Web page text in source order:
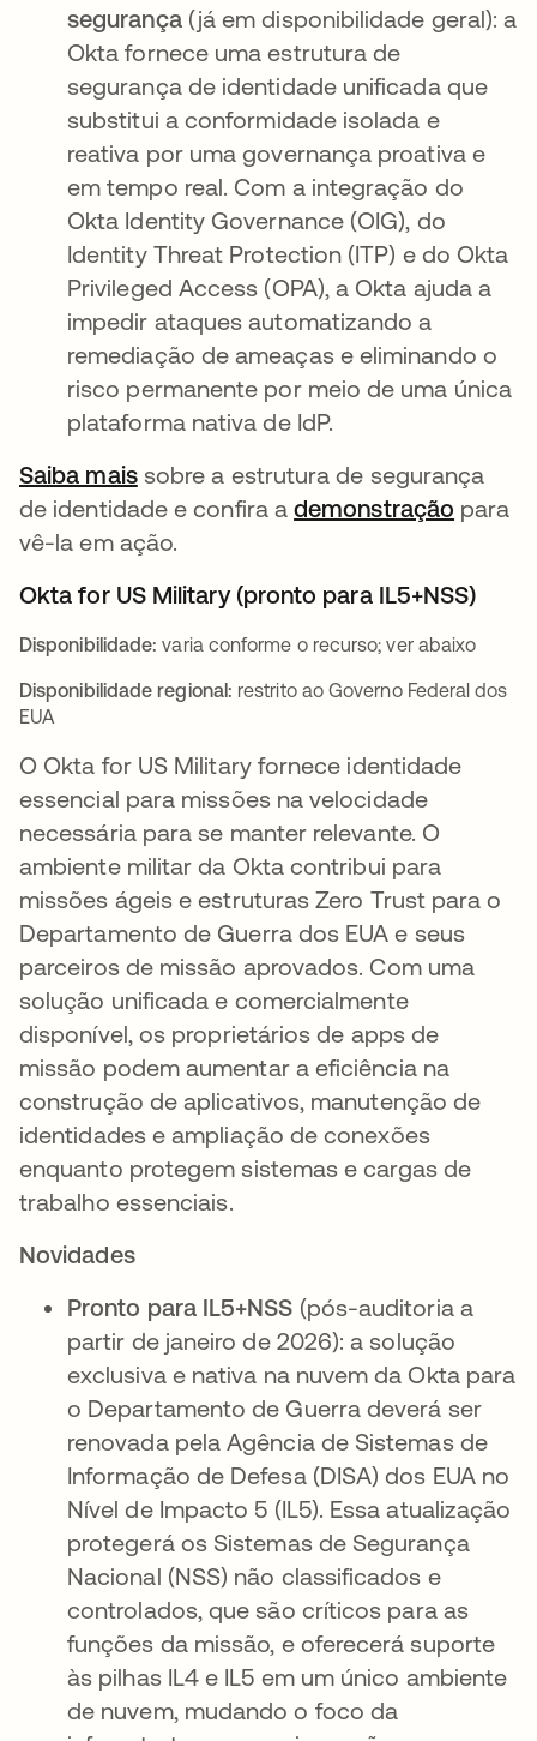
segurança (já em disponibilidade geral): a
Okta fornece uma estrutura de
segurança de identidade unificada que
substitui a conformidade isolada e
reativa por uma governança proativa e
em tempo real. Com a integração do
Okta Identity Governance (OIG), do
Identity Threat Protection (ITP) e do Okta
Privileged Access (OPA), a Okta ajuda a
impedir ataques automatizando a
remediação de ameaças e eliminando o
risco permanente por meio de uma única
plataforma nativa de IdP.
Saiba maissobre a estrutura de segurança
de identidade e confira ademonstração para
vê-la em ação.
Okta for US Military (pronto para IL5+NSS)
Disponibilidade: varia conforme o recurso; ver abaixo
Disponibilidade regional: restrito ao Governo Federal dos
EUA
O Okta for US Military fornece identidade
essencial para missões na velocidade
necessária para se manter relevante. O
ambiente militar da Okta contribui para
missões ágeis e estruturas Zero Trust para o
Departamento de Guerra dos EUA e seus
parceiros de missão aprovados. Com uma
solução unificada e comercialmente
disponível, os proprietários de apps de
missão podem aumentar a eficiência na
construção de aplicativos, manutenção de
identidades e ampliação de conexões
enquanto protegem sistemas e cargas de
trabalho essenciais.
Novidades
Pronto para IL5+NSS (pós-auditoria a
partir de janeiro de 2026): a solução
exclusiva e nativa na nuvem da Okta para
o Departamento de Guerra deverá ser
renovada pela Agência de Sistemas de
Informação de Defesa (DISA) dos EUA no
Nível de Impacto 5 (IL5). Essa atualização
protegerá os Sistemas de Segurança
Nacional (NSS) não classificados e
controlados, que são críticos para as
funções da missão, e oferecerá suporte
às pilhas IL4 e IL5 em um único ambiente
de nuvem, mudando o foco da